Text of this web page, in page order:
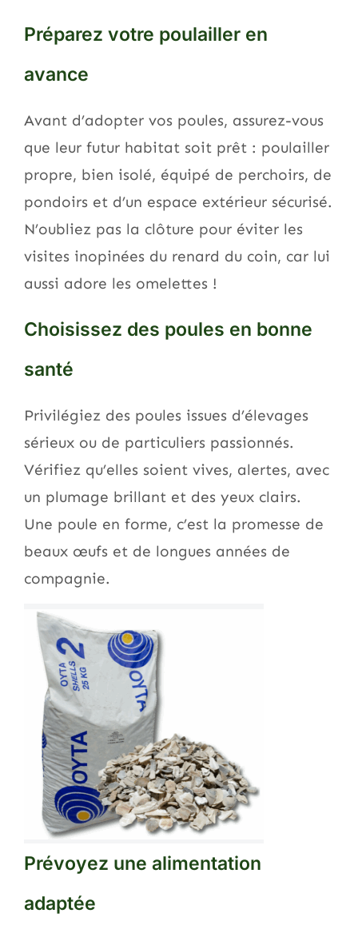
Préparez votre poulailler en
avance
Avant d’adopter vos poules, assurez-vous
que leur futur habitat soit prêt : poulailler
propre, bien isolé, équipé de perchoirs, de
pondoirs et d’un espace extérieur sécurisé.
N’oubliez pas la clôture pour éviter les
visites inopinées du renard du coin, car lui
aussi adore les omelettes !
Choisissez des poules en bonne
santé
Privilégiez des poules issues d’élevages
sérieux ou de particuliers passionnés.
Vérifiez qu’elles soient vives, alertes, avec
un plumage brillant et des yeux clairs.
Une poule en forme, c’est la promesse de
beaux œufs et de longues années de
compagnie.
Prévoyez une alimentation
adaptée